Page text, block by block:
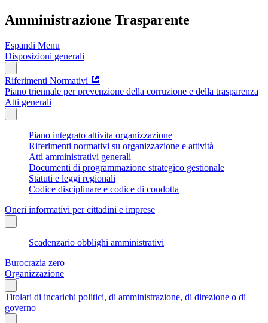
Amministrazione Trasparente
Espandi Menu
Disposizioni generali
Riferimenti Normativi
Piano triennale per prevenzione della corruzione e della trasparenza
Atti generali
Piano integrato attivita organizzazione
Riferimenti normativi su organizzazione e attività
Atti amministrativi generali
Documenti di programmazione strategico gestionale
Statuti e leggi regionali
Codice disciplinare e codice di condotta
Oneri informativi per cittadini e imprese
Scadenzario obblighi amministrativi
Burocrazia zero
Organizzazione
Titolari di incarichi politici, di amministrazione, di direzione o di
governo